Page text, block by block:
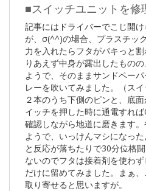
■スイッチユニットを修
記事にはドライバーでこじ開
が、σ(^^)の場合、プラスチッ
力を入れたらフタがパキっと
りあえず中身が露出したもの
ようで、そのままサンドペー
レーを吹いてみました。（ス
２本のうち下側のピンと、底
イッチを押した時に通電すれ
確認しながら地道に磨きます
ようで、いっけんマシになっ
と反応が落ちたりで30分位格
ないのでフタは接着剤を使わ
だけに留めてみました。まぁ
取り寄せると思いますが。